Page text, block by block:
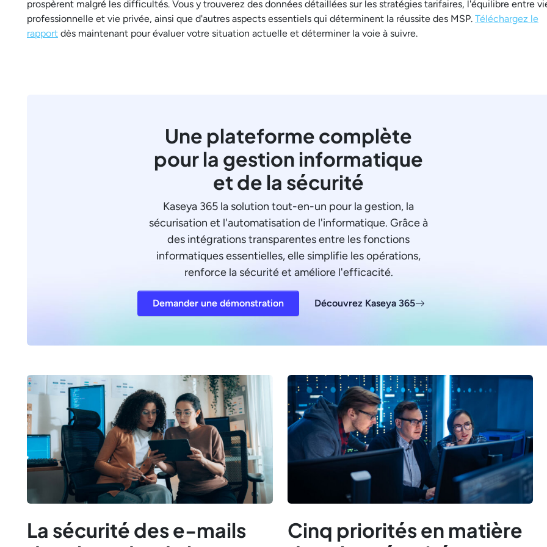
prospèrent malgré les difficultés. Vous y trouverez des données détaillées sur les stratégies tarifaires, l'équilibre entre
professionnelle et vie privée, ainsi que d'autres aspects essentiels qui déterminent la réussite des MSP. Téléchargez le
rapport dès maintenant pour évaluer votre situation actuelle et déterminer la voie à suivre.
Une plateforme complète
pour la gestion informatique
et de la sécurité
Kaseya 365 la solution tout-en-un pour la gestion, la
sécurisation et l'automatisation de l'informatique. Grâce à
des intégrations transparentes entre les fonctions
informatiques essentielles, elle simplifie les opérations,
renforce la sécurité et améliore l'efficacité.
Demander une démonstration Découvrez Kaseya 365
La sécurité des e-mails
Cinq priorités en matière